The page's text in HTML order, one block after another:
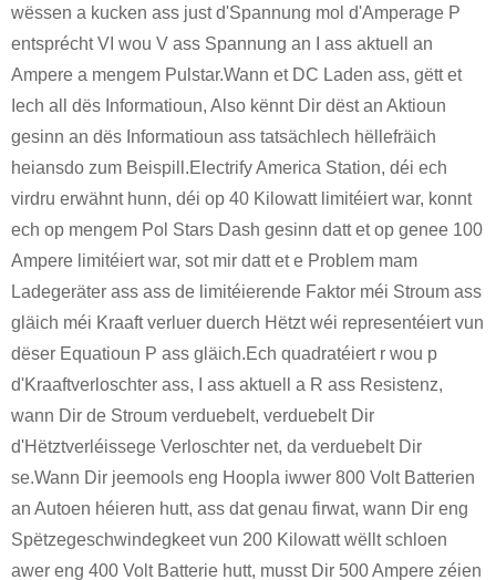
wëssen a kucken ass just d'Spannung mol d'Amperage P
entsprécht VI wou V ass Spannung an I ass aktuell an
Ampere a mengem Pulstar.Wann et DC Laden ass, gëtt et
Iech all dës Informatioun, Also kënnt Dir dëst an Aktioun
gesinn an dës Informatioun ass tatsächlech hëllefräich
heiansdo zum Beispill.Electrify America Station, déi ech
virdru erwähnt hunn, déi op 40 Kilowatt limitéiert war, konnt
ech op mengem Pol Stars Dash gesinn datt et op genee 100
Ampere limitéiert war, sot mir datt et e Problem mam
Ladegeräter ass ass de limitéierende Faktor méi Stroum ass
gläich méi Kraaft verluer duerch Hëtzt wéi representéiert vun
dëser Equatioun P ass gläich.Ech quadratéiert r wou p
d'Kraaftverloschter ass, I ass aktuell a R ass Resistenz,
wann Dir de Stroum verduebelt, verduebelt Dir
d'Hëtztverléissege Verloschter net, da verduebelt Dir
se.Wann Dir jeemools eng Hoopla iwwer 800 Volt Batterien
an Autoen héieren hutt, ass dat genau firwat, wann Dir eng
Spëtzegeschwindegkeet vun 200 Kilowatt wëllt schloen
awer eng 400 Volt Batterie hutt, musst Dir 500 Ampere zéien